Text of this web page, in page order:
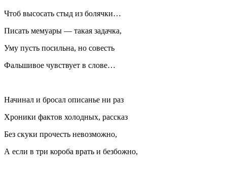
Чтоб высосать стыд из болячки…
Писать мемуары — такая задачка,
Уму пусть посильна, но совесть
Фальшивое чувствует в слове…
Начинал и бросал описанье ни раз
Хроники фактов холодных, рассказ
Без скуки прочесть невозможно,
А если в три короба врать и безбожно,